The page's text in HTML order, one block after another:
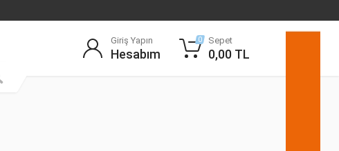
Giriş Yapın
Hesabım
0 Sepet
0,00 TL